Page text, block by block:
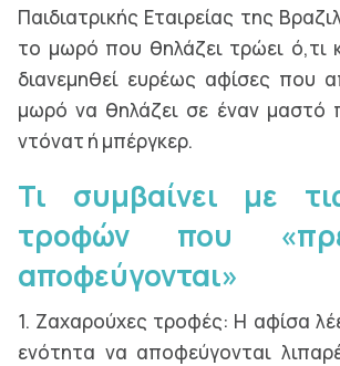
Παιδιατρικής Εταιρείας της
το μωρό που θηλάζει τρώει ό,τι
διανεμηθεί ευρέως αφίσες που
μωρό να θηλάζει σε έναν μαστό
ντόνατ ή μπέργκερ.
Τι συμβαίνει με
τροφών που
αποφεύγονται»
1. Ζαχαρούχες τροφές: Η αφίσα
ενότητα να αποφεύγονται